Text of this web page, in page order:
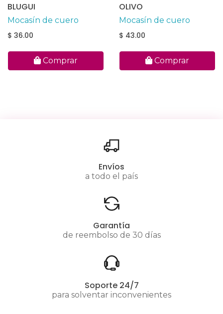
BLUGUI
Mocasín de cuero
$ 36.00
Comprar
OLIVO
Mocasín de cuero
$ 43.00
Comprar
Envíos
a todo el país
Garantía
de reembolso de 30 días
Soporte 24/7
para solventar inconvenientes